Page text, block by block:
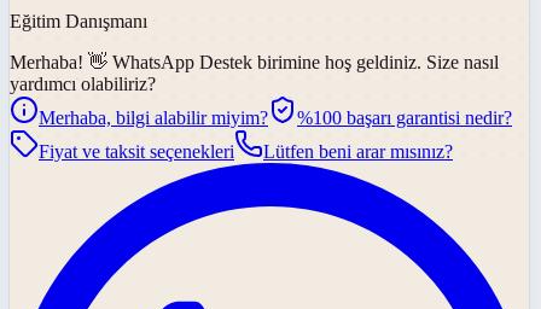
Eğitim Danışmanı
Merhaba! 👋 WhatsApp Destek birimine hoş geldiniz. Size nasıl
yardımcı olabiliriz?
Merhaba, bilgi alabilir miyim?
%100 başarı garantisi nedir?
Fiyat ve taksit seçenekleri
Lütfen beni arar mısınız?